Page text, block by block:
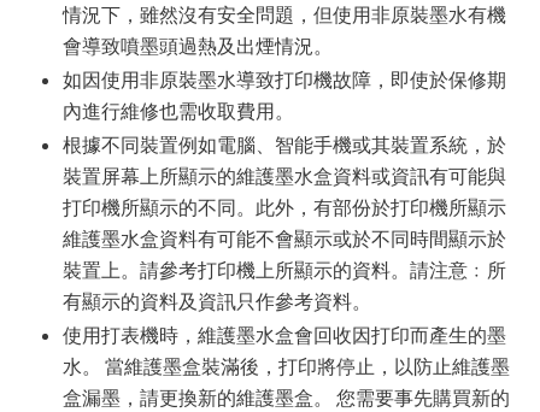
情況下，雖然沒有安全問題，但使用非原裝墨水有機
會導致噴墨頭過熱及出煙情況。
如因使用非原裝墨水導致打印機故障，即使於保修期
內進行維修也需收取費用。
根據不同裝置例如電腦、智能手機或其裝置系統，於
裝置屏幕上所顯示的維護墨水盒資料或資訊有可能與
打印機所顯示的不同。此外，有部份於打印機所顯示
維護墨水盒資料有可能不會顯示或於不同時間顯示於
裝置上。請參考打印機上所顯示的資料。請注意﹕所
有顯示的資料及資訊只作參考資料。
使用打表機時，維護墨水盒會回收因打印而產生的墨
水。 當維護墨盒裝滿後，打印將停止，以防止維護墨
盒漏墨，請更換新的維護墨盒。 您需要事先購買新的